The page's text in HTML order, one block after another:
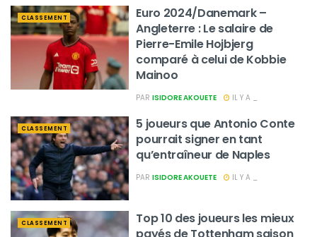
CLASSEMENT
Euro 2024/Danemark –
Angleterre : Le salaire de
Pierre-Emile Hojbjerg
comparé à celui de Kobbie
Mainoo
PAR ISIDORE AKOUETE IL Y A _
CLASSEMENT
5 joueurs que Antonio Conte
pourrait signer en tant
qu’entraîneur de Naples
PAR ISIDORE AKOUETE IL Y A _
CLASSEMENT
Top 10 des joueurs les mieux